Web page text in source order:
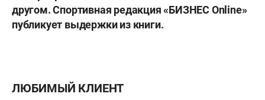
другом. Спортивная редакция «БИЗНЕС Оnline»
публикует выдержки из книги.
ЛЮБИМЫЙ КЛИЕНТ